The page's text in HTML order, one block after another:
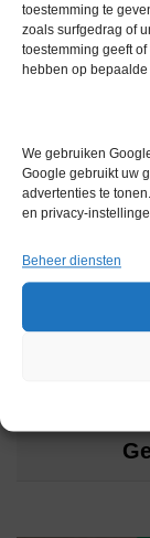
toestemming te
zoals surfgedrag of
toestemming geeft
hebben op
We gebruiken
Google gebruikt uw
advertenties te
en privacy-
Beheer diensten
Afmetingen
Gewicht: 73 kg
Li, Sn, Co, Cr,
Extra
Gewicht